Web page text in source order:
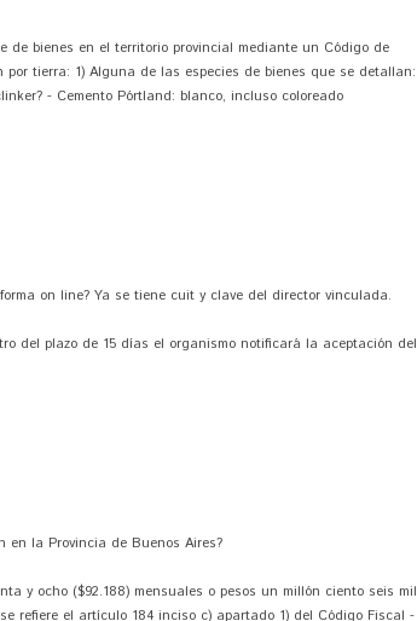
de bienes en el territorio provincial mediante un Código de
tierra: 1) Alguna de las especies de bienes que se detallan:
- Cemento Pórtland: blanco, incluso coloreado
on line? Ya se tiene cuit y clave del director vinculada.
del plazo de 15 días el organismo notificará la aceptación del
la Provincia de Buenos Aires?
y ocho ($92.188) mensuales o pesos un millón ciento seis mil
refiere el artículo 184 inciso c) apartado 1) del Código Fiscal -